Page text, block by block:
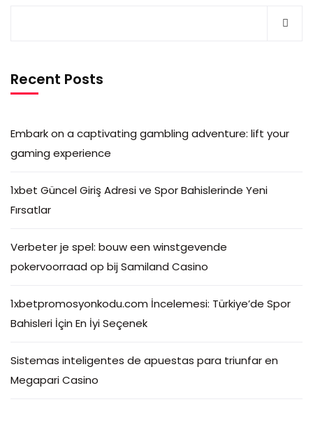
Recent Posts
Embark on a captivating gambling adventure: lift your
gaming experience
1xbet Güncel Giriş Adresi ve Spor Bahislerinde Yeni
Fırsatlar
Verbeter je spel: bouw een winstgevende
pokervoorraad op bij Samiland Casino
1xbetpromosyonkodu.com İncelemesi: Türkiye’de Spor
Bahisleri İçin En İyi Seçenek
Sistemas inteligentes de apuestas para triunfar en
Megapari Casino